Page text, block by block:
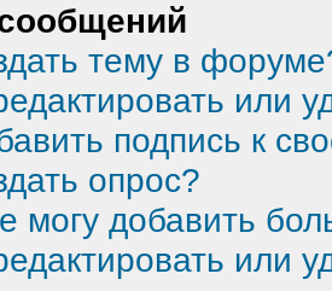
тему в
или
подпись к
опрос?
могу добавить
или